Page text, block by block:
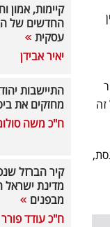
קיימות, אמון
החדשים של
עסקית
יאיר אבידן
התיישבות
מחזקים את
ח"כ משה
קיר הברזל
מדינת ישראל
מבפנים
ח"כ עודד פורר